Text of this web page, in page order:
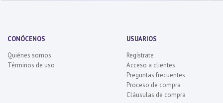
CONÓCENOS
Quiénes somos
Términos de uso
USUARIOS
Regístrate
Acceso a clientes
Preguntas frecuentes
Proceso de compra
Cláusulas de compra